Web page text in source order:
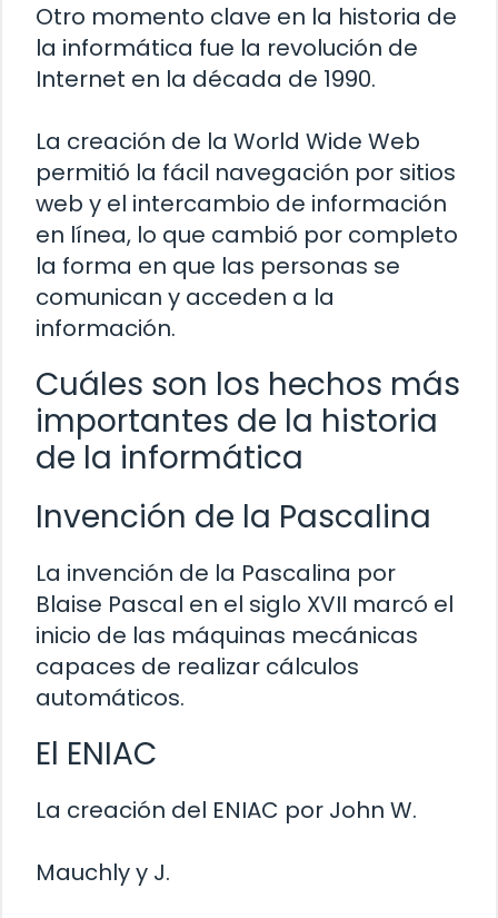
Otro momento clave en la historia de
la informática fue la revolución de
Internet en la década de 1990.
La creación de la World Wide Web
permitió la fácil navegación por sitios
web y el intercambio de información
en línea, lo que cambió por completo
la forma en que las personas se
comunican y acceden a la
información.
Cuáles son los hechos más
importantes de la historia
de la informática
Invención de la Pascalina
La invención de la Pascalina por
Blaise Pascal en el siglo XVII marcó el
inicio de las máquinas mecánicas
capaces de realizar cálculos
automáticos.
El ENIAC
La creación del ENIAC por John W.
Mauchly y J.